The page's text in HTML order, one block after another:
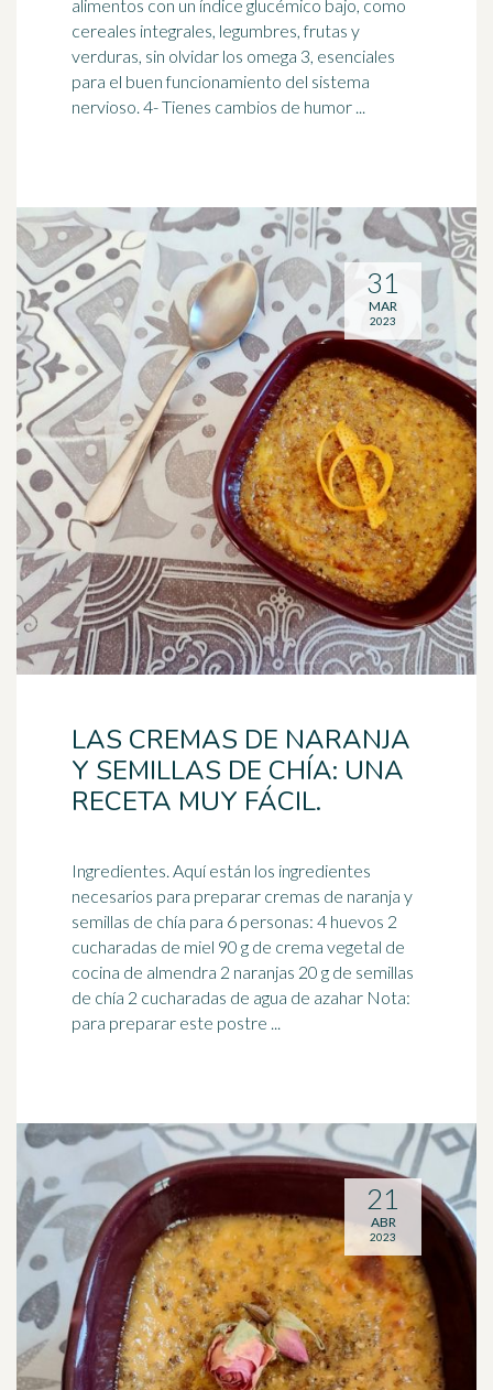
alimentos con un índice glucémico bajo, como
cereales integrales, legumbres, frutas y
verduras, sin olvidar los omega 3, esenciales
para el buen funcionamiento del sistema
nervioso. 4- Tienes cambios de humor ...
LAS CREMAS DE NARANJA
Y SEMILLAS DE CHÍA: UNA
RECETA MUY FÁCIL.
Ingredientes. Aquí están los ingredientes
necesarios para preparar cremas de naranja y
semillas de chía para 6 personas: 4 huevos 2
cucharadas de miel 90 g de crema vegetal de
cocina de almendra 2 naranjas 20 g de semillas
de chía 2 cucharadas de agua de azahar Nota:
para preparar este postre ...
31
MAR
2023
21
ABR
2023